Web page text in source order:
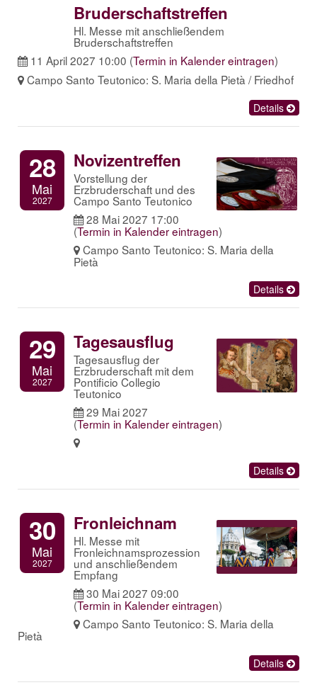
Bruderschaftstreffen
Hl. Messe mit anschließendem
Bruderschaftstreffen
11 April 2027 10:00 (Termin in Kalender eintragen)
Campo Santo Teutonico: S. Maria della Pietà / Friedhof
Details
28
Mai
2027
Novizentreffen
Vorstellung der
Erzbruderschaft und des
Campo Santo Teutonico
28 Mai 2027 17:00
(Termin in Kalender eintragen)
Campo Santo Teutonico: S. Maria della
Pietà
Details
29
Mai
2027
Tagesausflug
Tagesausflug der
Erzbruderschaft mit dem
Pontificio Collegio
Teutonico
29 Mai 2027
(Termin in Kalender eintragen)
Details
30
Mai
2027
Fronleichnam
Hl. Messe mit
Fronleichnamsprozession
und anschließendem
Empfang
30 Mai 2027 09:00
(Termin in Kalender eintragen)
Campo Santo Teutonico: S. Maria della
Pietà
Details